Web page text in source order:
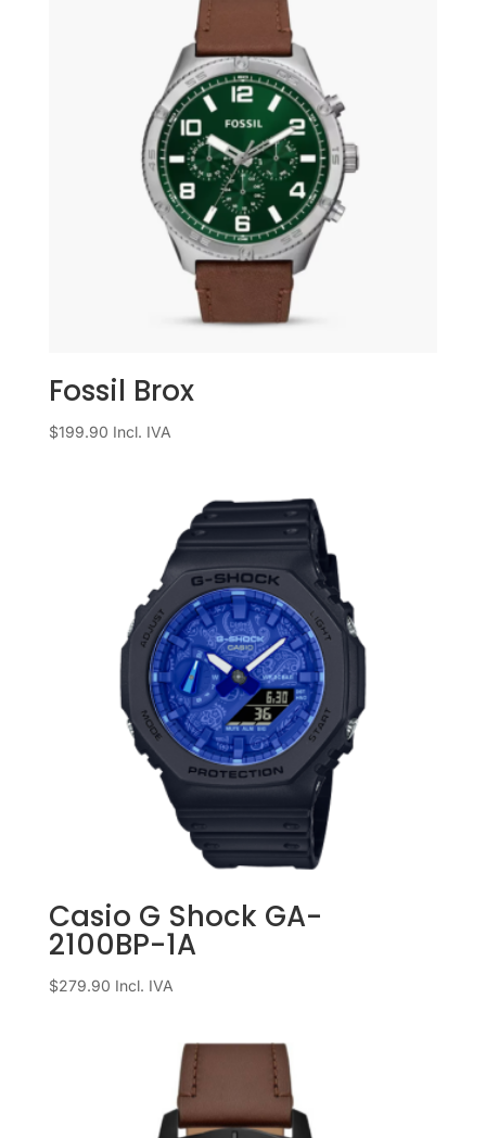
Fossil Brox
$199.90 Incl. IVA
Casio G Shock GA-
2100BP-1A
$279.90 Incl. IVA